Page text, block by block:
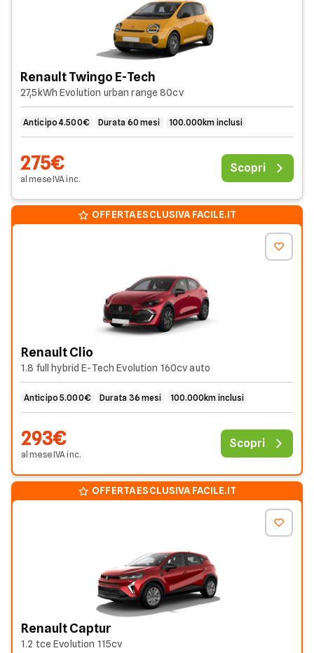
Renault Twingo E-Tech
27,5kWh Evolution urban range 80cv
Anticipo 4.500€ Durata 60 mesi 100.000km inclusi
275€
al meseIVAinc.
Scopri
OFFERTA ESCLUSIVA FACILE.IT
Renault Clio
1.8 full hybrid E-Tech Evolution 160cv auto
Anticipo 5.000€ Durata 36 mesi 100.000km inclusi
293€
al meseIVAinc.
Scopri
OFFERTA ESCLUSIVA FACILE.IT
Renault Captur
1.2 tce Evolution 115cv